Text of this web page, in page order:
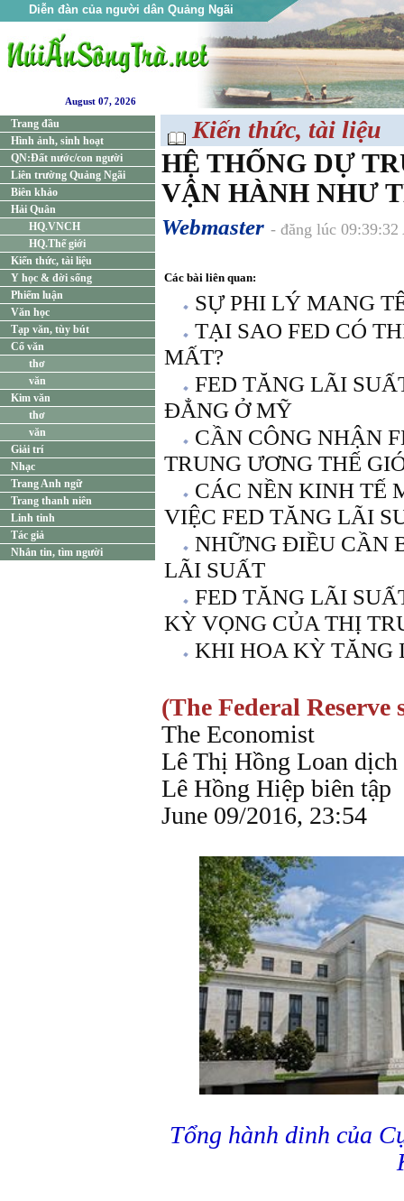
Diễn đàn của người dân Quảng Ngãi
August 07, 2026
Trang đầu
Hình ảnh, sinh hoạt
QN:Đất nước/con người
Liên trường Quảng Ngãi
Biên khảo
Hải Quân
HQ.VNCH
HQ.Thế giới
Kiến thức, tài liệu
Y học & đời sống
Phiếm luận
Văn học
Tạp văn, tùy bút
Cổ văn
thơ
văn
Kim văn
thơ
văn
Giải trí
Nhạc
Trang Anh ngữ
Trang thanh niên
Linh tinh
Tác giả
Nhắn tin, tìm người
Kiến thức, tài liệu
HỆ THỐNG DỰ
VẬN HÀNH NHƯ
Webmaster - đăng lúc
Các bài liên quan:
SỰ PHI LÝ MANG
TẠI SAO FED CÓ
MẤT?
FED TĂNG LÃI
ĐẲNG Ở MỸ
CẦN CÔNG NHẬN
TRUNG ƯƠNG THẾ
CÁC NỀN KINH TẾ
VIỆC FED TĂNG LÃI
NHỮNG ĐIỀU CẦN
LÃI SUẤT
FED TĂNG LÃI
KỲ VỌNG CỦA THỊ
KHI HOA KỲ TĂNG
(The Federal Reserve
The Economist
Lê Thị Hồng Loan dịch
Lê Hồng Hiệp biên tập
June 09/2016, 23:54
Tổng hành dinh của